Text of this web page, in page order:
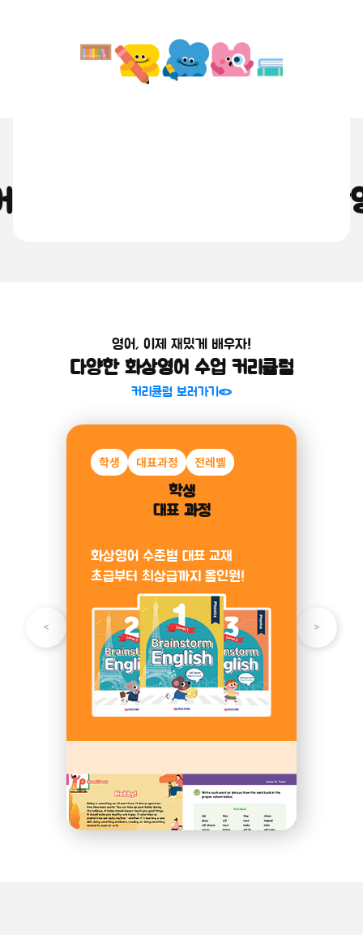
를 쉽고 재밌게, 원어민 화상
영어, 이제 재밌게 배우자!
다양한 화상영어 수업 커리큘럼
커리큘럼 보러가기
학생 대표과정 전레벨
학생
대표 과정
화상영어 수준별 대표 교재
초급부터 최상급까지 올인원!
미취학 알파벳 파닉스
미취학아동
과정
알파벳부터 파닉스까지
기초 영어 학습!